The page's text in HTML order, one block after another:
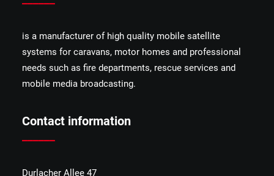
is a manufacturer of high quality mobile satellite
systems for caravans, motor homes and professional
needs such as fire departments, rescue services and
mobile media broadcasting.
Contact information
Durlacher Allee 47